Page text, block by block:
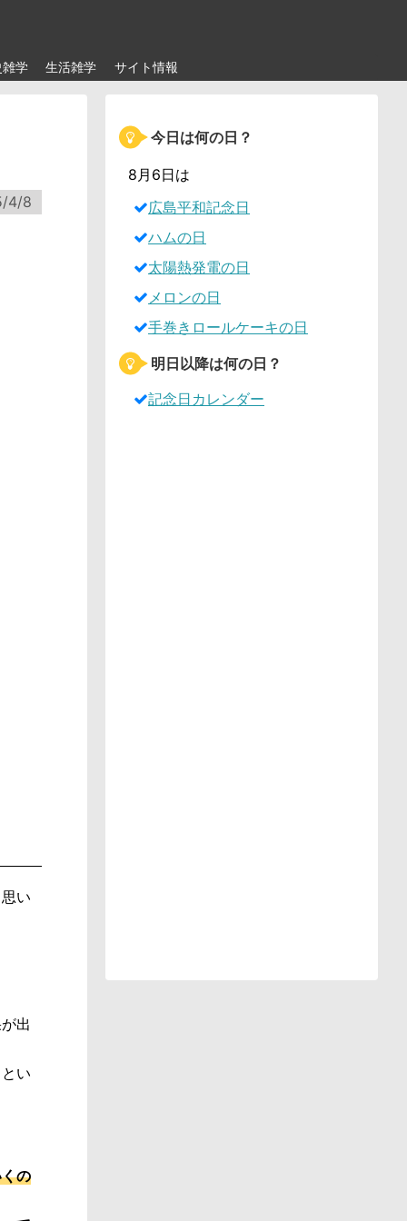
雑学 生活雑学 サイト情報
4/8
い
出
い
の
今日は何の日？
8月6日は
広島平和記念日
ハムの日
太陽熱発電の日
メロンの日
手巻きロールケーキの日
明日以降は何の日？
記念日カレンダー